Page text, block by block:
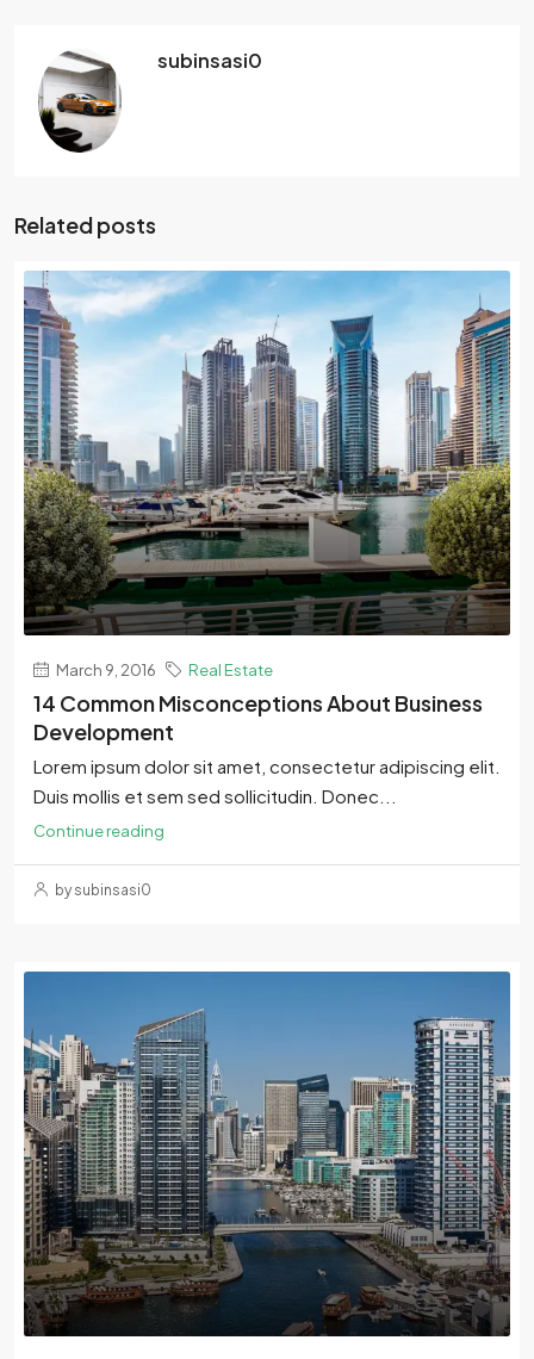
subinsasi0
Related posts
March 9, 2016 Real Estate
14 Common Misconceptions About Business
Development
Lorem ipsum dolor sit amet, consectetur adipiscing elit.
Duis mollis et sem sed sollicitudin. Donec...
Continue reading
by subinsasi0